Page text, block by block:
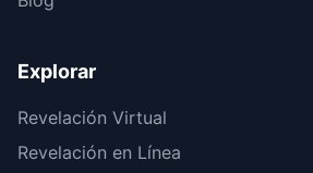
Explorar
Revelación Virtual
Revelación en Línea